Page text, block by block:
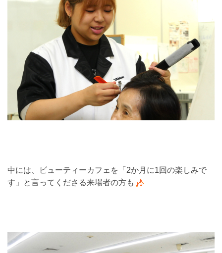
中には、ビューティーカフェを「2か月に1回の楽しみで
す」と言ってくださる来場者の方も